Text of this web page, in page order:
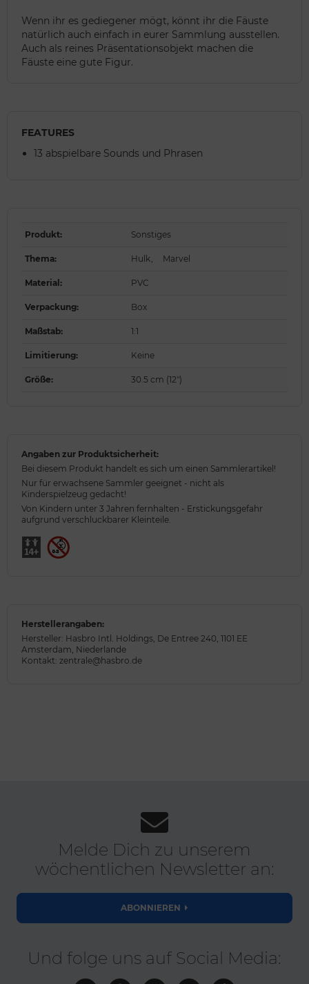
Wenn ihr es gediegener mögt, könnt ihr die Fäuste
natürlich auch einfach in eurer Sammlung ausstellen.
Auch als reines Präsentationsobjekt machen die
Fäuste eine gute Figur.
FEATURES
13 abspielbare Sounds und Phrasen
Produkt: Sonstiges
Thema: Hulk Marvel
Material: PVC
Verpackung: Box
Maßstab: 1:1
Limitierung: Keine
Größe: 30.5 cm (12")
Angaben zur Produktsicherheit:
Bei diesem Produkt handelt es sich um einen Sammlerartikel!
Nur für erwachsene Sammler geeignet - nicht als
Kinderspielzeug gedacht!
Von Kindern unter 3 Jahren fernhalten - Erstickungsgefahr
aufgrund verschluckbarer Kleinteile.
Herstellerangaben:
Hersteller: Hasbro Intl. Holdings, De Entree 240, 1101 EE
Amsterdam, Niederlande
Kontakt: zentrale@hasbro.de
Melde Dich zu unserem
wöchentlichen Newsletter an:
ABONNIEREN
Und folge uns auf Social Media: